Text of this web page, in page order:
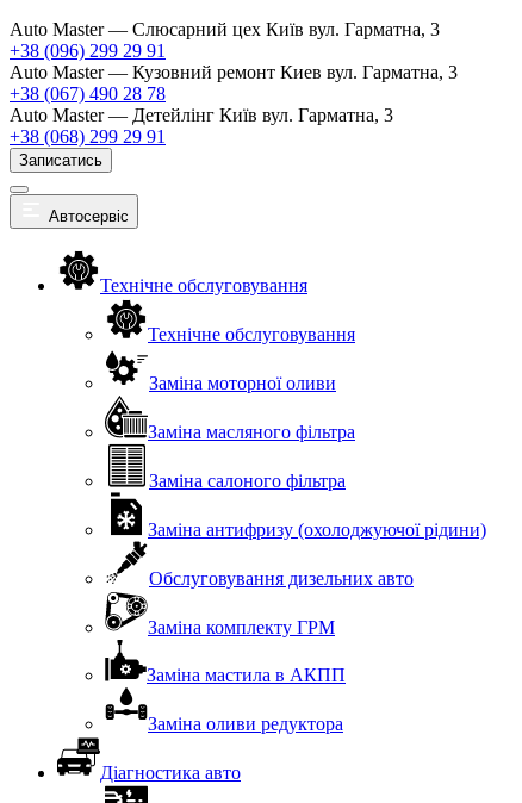
Auto Master — Слюсарний цех Київ вул. Гарматна, 3
+38 (096) 299 29 91
Auto Master — Кузовний ремонт Киев вул. Гарматна, 3
+38 (067) 490 28 78
Auto Master — Детейлінг Київ вул. Гарматна, 3
+38 (068) 299 29 91
Записатись
Автосервіс
Технічне обслуговування
Технічне обслуговування
Заміна моторної оливи
Заміна масляного фільтра
Заміна салоного фільтра
Заміна антифризу (охолоджуючої рідини)
Обслуговування дизельних авто
Заміна комплекту ГРМ
Заміна мастила в АКПП
Заміна оливи редуктора
Діагностика авто